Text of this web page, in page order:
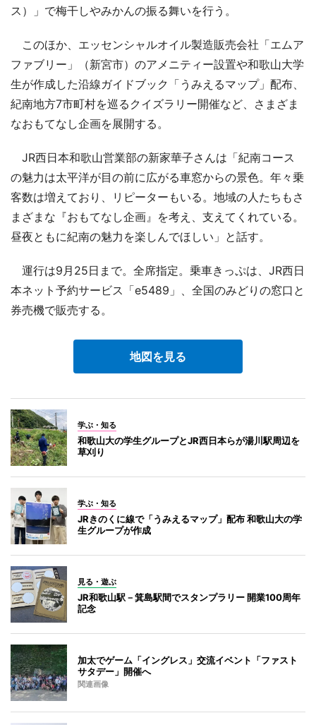
ス）」で梅干しやみかんの振る舞いを行う。
このほか、エッセンシャルオイル製造販売会社「エムア
ファブリー」（新宮市）のアメニティー設置や和歌山大学
生が作成した沿線ガイドブック「うみえるマップ」配布、
紀南地方7市町村を巡るクイズラリー開催など、さまざま
なおもてなし企画を展開する。
JR西日本和歌山営業部の新家華子さんは「紀南コース
の魅力は太平洋が目の前に広がる車窓からの景色。年々乗
客数は増えており、リピーターもいる。地域の人たちもさ
まざまな『おもてなし企画』を考え、支えてくれている。
昼夜ともに紀南の魅力を楽しんでほしい」と話す。
運行は9月25日まで。全席指定。乗車きっぷは、JR西日
本ネット予約サービス「e5489」、全国のみどりの窓口と
券売機で販売する。
地図を見る
学ぶ・知る
和歌山大の学生グループとJR西日本らが湯川駅周辺を
草刈り
学ぶ・知る
JRきのくに線で「うみえるマップ」配布 和歌山大の学
生グループが作成
見る・遊ぶ
JR和歌山駅－箕島駅間でスタンプラリー 開業100周年
記念
加太でゲーム「イングレス」交流イベント「ファスト
サタデー」開催へ
関連画像